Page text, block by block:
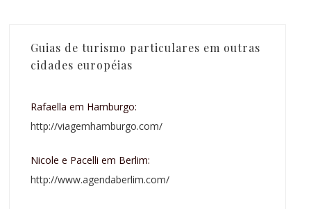
Guias de turismo particulares em outras
cidades européias
Rafaella em Hamburgo:
http://viagemhamburgo.com/
Nicole e Pacelli em Berlim:
http://www.agendaberlim.com/